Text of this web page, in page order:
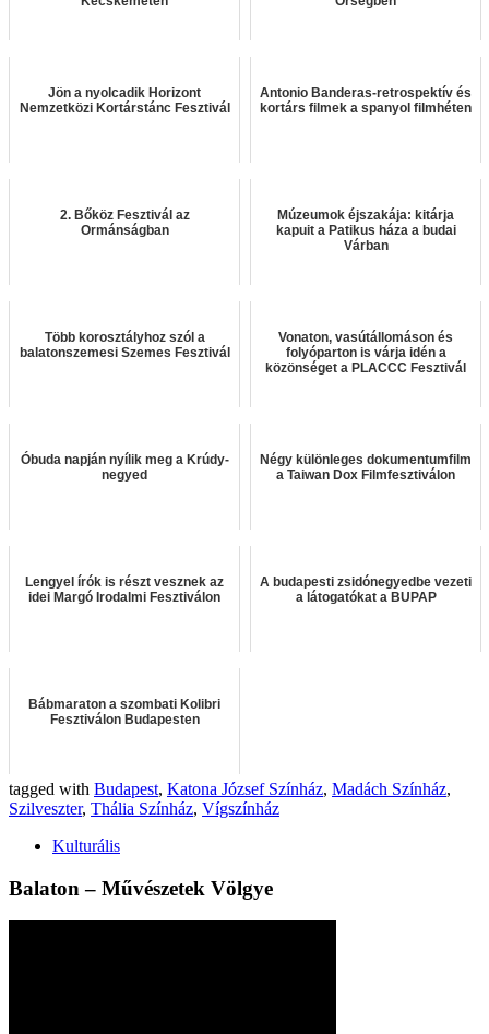
Jön a nyolcadik Horizont
Nemzetközi Kortárstánc Fesztivál
Antonio Banderas-retrospektív és
kortárs filmek a spanyol filmhéten
2. Bőköz Fesztivál az
Ormánságban
Múzeumok éjszakája: kitárja
kapuit a Patikus háza a budai
Várban
Több korosztályhoz szól a
balatonszemesi Szemes Fesztivál
Vonaton, vasútállomáson és
folyóparton is várja idén a
közönséget a PLACCC Fesztivál
Óbuda napján nyílik meg a Krúdy-
negyed
Négy különleges dokumentumfilm
a Taiwan Dox Filmfesztiválon
Lengyel írók is részt vesznek az
idei Margó Irodalmi Fesztiválon
A budapesti zsidónegyedbe vezeti
a látogatókat a BUPAP
Bábmaraton a szombati Kolibri
Fesztiválon Budapesten
tagged with Budapest, Katona József Színház, Madách Színház,
Szilveszter, Thália Színház, Vígszínház
Kulturális
Balaton – Művészetek Völgye